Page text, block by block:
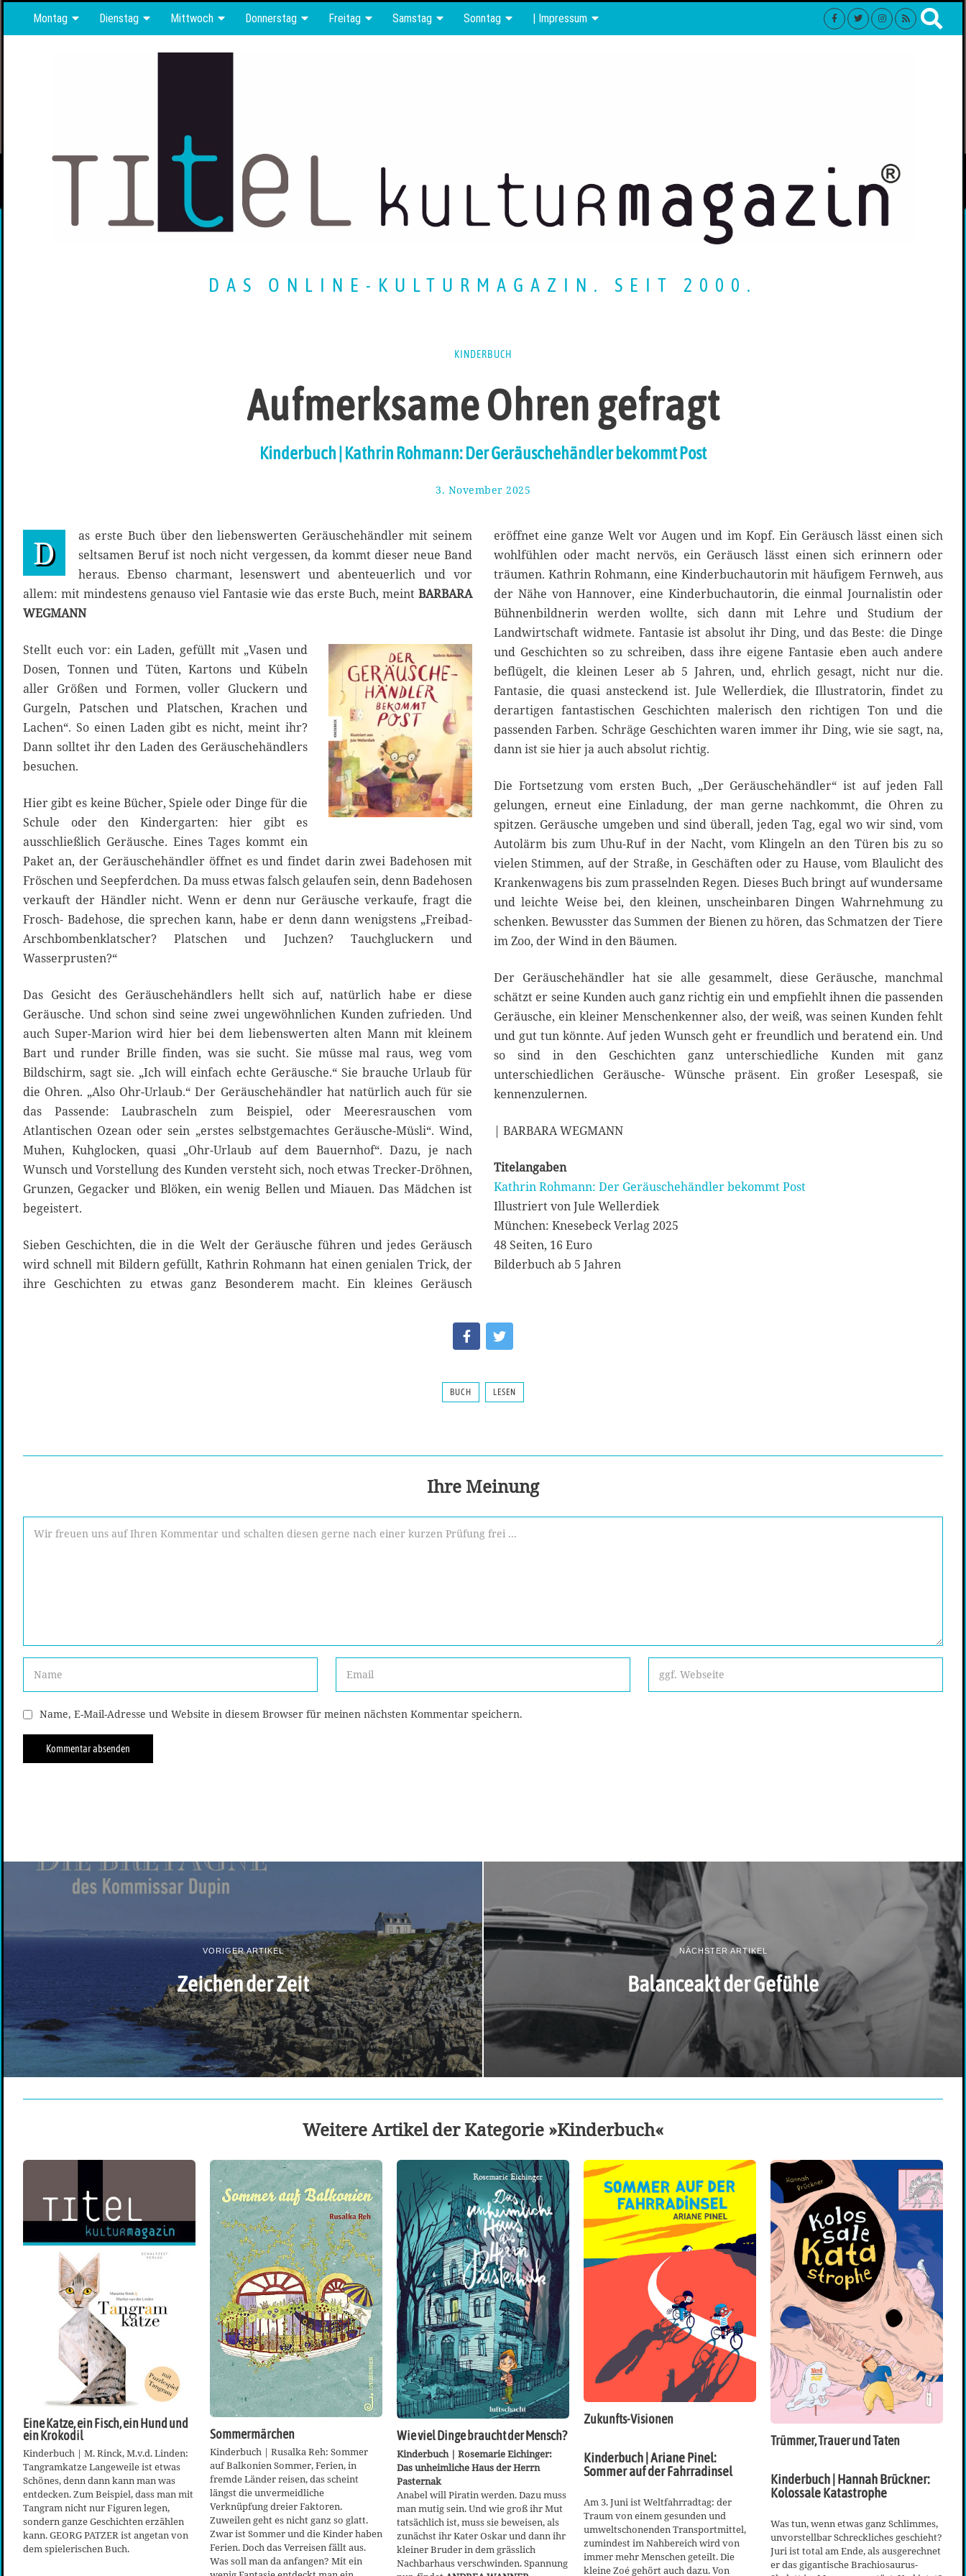
Montag Dienstag Mittwoch Donnerstag Freitag Samstag Sonntag | Impressum
DAS ONLINE-KULTURMAGAZIN. SEIT 2000.
KINDERBUCH
Aufmerksame Ohren gefragt
Kinderbuch | Kathrin Rohmann: Der Geräuschehändler bekommt Post
3. November 2025
N
o
v
e
m
b
e
r
2
2
5
D
as erste Buch über den liebenswerten Geräuschehändler mit seinem
seltsamen Beruf ist noch nicht vergessen, da kommt dieser neue Band
heraus. Ebenso charmant, lesenswert und abenteuerlich und vor
allem: mit mindestens genauso viel Fantasie wie das erste Buch, meint BARBARA
WEGMANN
Stellt euch vor: ein Laden, gefüllt mit „Vasen und
Dosen, Tonnen und Tüten, Kartons und Kübeln
aller Größen und Formen, voller Gluckern und
Gurgeln, Patschen und Platschen, Krachen und
Lachen“. So einen Laden gibt es nicht, meint ihr?
Dann solltet ihr den Laden des Geräuschehändlers
besuchen.
Hier gibt es keine Bücher, Spiele oder Dinge für die
Schule oder den Kindergarten: hier gibt es
ausschließlich Geräusche. Eines Tages kommt ein
Paket an, der Geräuschehändler öffnet es und findet darin zwei Badehosen mit
Fröschen und Seepferdchen. Da muss etwas falsch gelaufen sein, denn Badehosen
verkauft der Händler nicht. Wenn er denn nur Geräusche verkaufe, fragt die
Frosch- Badehose, die sprechen kann, habe er denn dann wenigstens „Freibad-
Arschbombenklatscher? Platschen und Juchzen? Tauchgluckern und
Wasserprusten?“
Das Gesicht des Geräuschehändlers hellt sich auf, natürlich habe er diese
Geräusche. Und schon sind seine zwei ungewöhnlichen Kunden zufrieden. Und
auch Super-Marion wird hier bei dem liebenswerten alten Mann mit kleinem
Bart und runder Brille finden, was sie sucht. Sie müsse mal raus, weg vom
Bildschirm, sagt sie. „Ich will einfach echte Geräusche.“ Sie brauche Urlaub für
die Ohren. „Also Ohr-Urlaub.“ Der Geräuschehändler hat natürlich auch für sie
das Passende: Laubrascheln zum Beispiel, oder Meeresrauschen vom
Atlantischen Ozean oder sein „erstes selbstgemachtes Geräusche-Müsli“. Wind,
Muhen, Kuhglocken, quasi „Ohr-Urlaub auf dem Bauernhof“. Dazu, je nach
Wunsch und Vorstellung des Kunden versteht sich, noch etwas Trecker-Dröhnen,
Grunzen, Gegacker und Blöken, ein wenig Bellen und Miauen. Das Mädchen ist
begeistert.
Sieben Geschichten, die in die Welt der Geräusche führen und jedes Geräusch
wird schnell mit Bildern gefüllt, Kathrin Rohmann hat einen genialen Trick, der
ihre Geschichten zu etwas ganz Besonderem macht. Ein kleines Geräusch
eröffnet eine ganze Welt vor Augen und im Kopf. Ein Geräusch lässt einen sich
wohlfühlen oder macht nervös, ein Geräusch lässt einen sich erinnern oder
träumen. Kathrin Rohmann, eine Kinderbuchautorin mit häufigem Fernweh, aus
der Nähe von Hannover, eine Kinderbuchautorin, die einmal Journalistin oder
Bühnenbildnerin werden wollte, sich dann mit Lehre und Studium der
Landwirtschaft widmete. Fantasie ist absolut ihr Ding, und das Beste: die Dinge
und Geschichten so zu schreiben, dass ihre eigene Fantasie eben auch andere
beflügelt, die kleinen Leser ab 5 Jahren, und, ehrlich gesagt, nicht nur die.
Fantasie, die quasi ansteckend ist. Jule Wellerdiek, die Illustratorin, findet zu
derartigen fantastischen Geschichten malerisch den richtigen Ton und die
passenden Farben. Schräge Geschichten waren immer ihr Ding, wie sie sagt, na,
dann ist sie hier ja auch absolut richtig.
Die Fortsetzung vom ersten Buch, „Der Geräuschehändler“ ist auf jeden Fall
gelungen, erneut eine Einladung, der man gerne nachkommt, die Ohren zu
spitzen. Geräusche umgeben und sind überall, jeden Tag, egal wo wir sind, vom
Autolärm bis zum Uhu-Ruf in der Nacht, vom Klingeln an den Türen bis zu so
vielen Stimmen, auf der Straße, in Geschäften oder zu Hause, vom Blaulicht des
Krankenwagens bis zum prasselnden Regen. Dieses Buch bringt auf wundersame
und leichte Weise bei, den kleinen, unscheinbaren Dingen Wahrnehmung zu
schenken. Bewusster das Summen der Bienen zu hören, das Schmatzen der Tiere
im Zoo, der Wind in den Bäumen.
Der Geräuschehändler hat sie alle gesammelt, diese Geräusche, manchmal
schätzt er seine Kunden auch ganz richtig ein und empfiehlt ihnen die passenden
Geräusche, ein kleiner Menschenkenner also, der weiß, was seinen Kunden fehlt
und gut tun könnte. Auf jeden Wunsch geht er freundlich und beratend ein. Und
so sind in den Geschichten ganz unterschiedliche Kunden mit ganz
unterschiedlichen Geräusche- Wünsche präsent. Ein großer Lesespaß, sie
kennenzulernen.
| BARBARA WEGMANN
Titelangaben
Kathrin Rohmann: Der Geräuschehändler bekommt Post
Illustriert von Jule Wellerdiek
München: Knesebeck Verlag 2025
48 Seiten, 16 Euro
Bilderbuch ab 5 Jahren
BUCH LESEN
Ihre Meinung
Name, E-Mail-Adresse und Website in diesem Browser für meinen nächsten Kommentar speichern.
VORIGER ARTIKEL
Zeichen der Zeit
NÄCHSTER ARTIKEL
Balanceakt der Gefühle
Weitere Artikel der Kategorie »Kinderbuch«
Eine Katze, ein Fisch, ein Hund und
ein Krokodil
Kinderbuch | M. Rinck, M.v.d. Linden:
Tangramkatze Langeweile ist etwas
Schönes, denn dann kann man was
entdecken. Zum Beispiel, dass man mit
Tangram nicht nur Figuren legen,
sondern ganze Geschichten erzählen
kann. GEORG PATZER ist angetan von
dem spielerischen Buch.
Sommermärchen
Kinderbuch | Rusalka Reh: Sommer
auf Balkonien Sommer, Ferien, in
fremde Länder reisen, das scheint
längst die unvermeidliche
Verknüpfung dreier Faktoren.
Zuweilen geht es nicht ganz so glatt.
Zwar ist Sommer und die Kinder haben
Ferien. Doch das Verreisen fällt aus.
Was soll man da anfangen? Mit ein
Wie viel Dinge braucht der Mensch?
Kinderbuch | Rosemarie Eichinger:
Das unheimliche Haus der Herrn
Pasternak
Anabel will Piratin werden. Dazu muss
man mutig sein. Und wie groß ihr Mut
tatsächlich ist, muss sie beweisen, als
zunächst ihr Kater Oskar und dann ihr
kleiner Bruder in dem grässlich
Nachbarhaus verschwinden. Spannung
Zukunfts-Visionen
Kinderbuch | Ariane Pinel:
Sommer auf der Fahrradinsel
Am 3. Juni ist Weltfahrradtag: der
Traum von einem gesunden und
umweltschonenden Transportmittel,
zumindest im Nahbereich wird von
immer mehr Menschen geteilt. Die
kleine Zoé gehört auch dazu. Von
Trümmer, Trauer und Taten
Kinderbuch | Hannah Brückner:
Kolossale Katastrophe
Was tun, wenn etwas ganz Schlimmes,
unvorstellbar Schreckliches geschieht?
Juri ist total am Ende, als ausgerechnet
er das gigantische Brachiosaurus-